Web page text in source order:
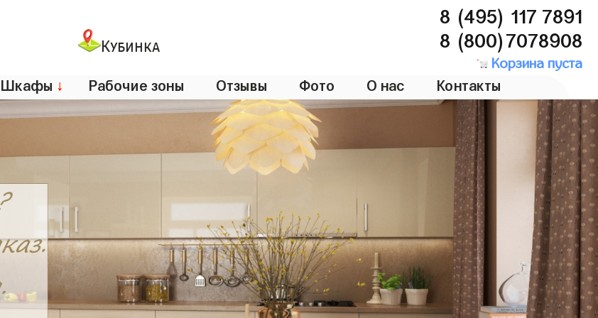
Кубинка
8 (495) 117 7891
8 (800)7078908
Корзина пуста
Шкафы ↓ Рабочие зоны Отзывы Фото О нас Контакты